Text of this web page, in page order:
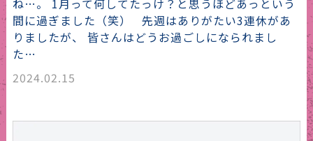
ね…。 1月って何してたっけ？と思うほどあっという
間に過ぎました（笑） 先週はありがたい3連休があ
りましたが、 皆さんはどうお過ごしになられまし
た…
2024.02.15